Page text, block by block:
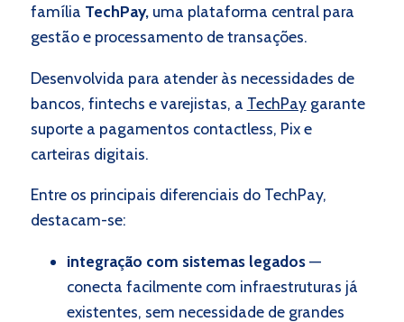
família TechPay,uma plataforma central para
gestão e processamento de transações.
Desenvolvida para atender às necessidades de
bancos, fintechs e varejistas, a TechPaygarante
suporte a pagamentos contactless, Pix e
carteiras digitais.
Entre os principais diferenciais do TechPay,
destacam-se:
integração com sistemas legados—
conecta facilmente com infraestruturas já
existentes, sem necessidade de grandes